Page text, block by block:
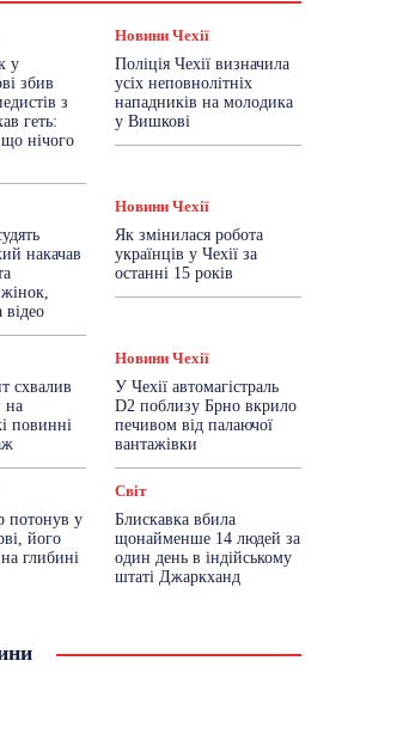
України
Новини Чехії
Робота
Сад та город
Спорт ТехноМанія
Топ-новини
Фоторепортаж
Більше
у
збив
з
геть:
нічого
Новини Чехії
Поліція Чехії визначила
усіх неповнолітніх
нападників на молодика
у Вишкові
накачав
Новини Чехії
Як змінилася робота
українців у Чехії за
останні 15 років
схвалив
на
повинні
Новини Чехії
У Чехії автомагістраль
D2 поблизу Брно вкрило
печивом від палаючої
вантажівки
потонув у
його
глибині
Світ
Блискавка вбила
щонайменше 14 людей за
один день в індійському
штаті Джаркханд